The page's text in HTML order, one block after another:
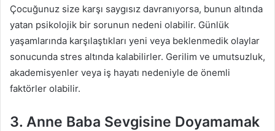
Çocuğunuz size karşı saygısız davranıyorsa, bunun altında
yatan psikolojik bir sorunun nedeni olabilir. Günlük
yaşamlarında karşılaştıkları yeni veya beklenmedik olaylar
sonucunda stres altında kalabilirler. Gerilim ve umutsuzluk,
akademisyenler veya iş hayatı nedeniyle de önemli
faktörler olabilir.
3. Anne Baba Sevgisine Doyamamak